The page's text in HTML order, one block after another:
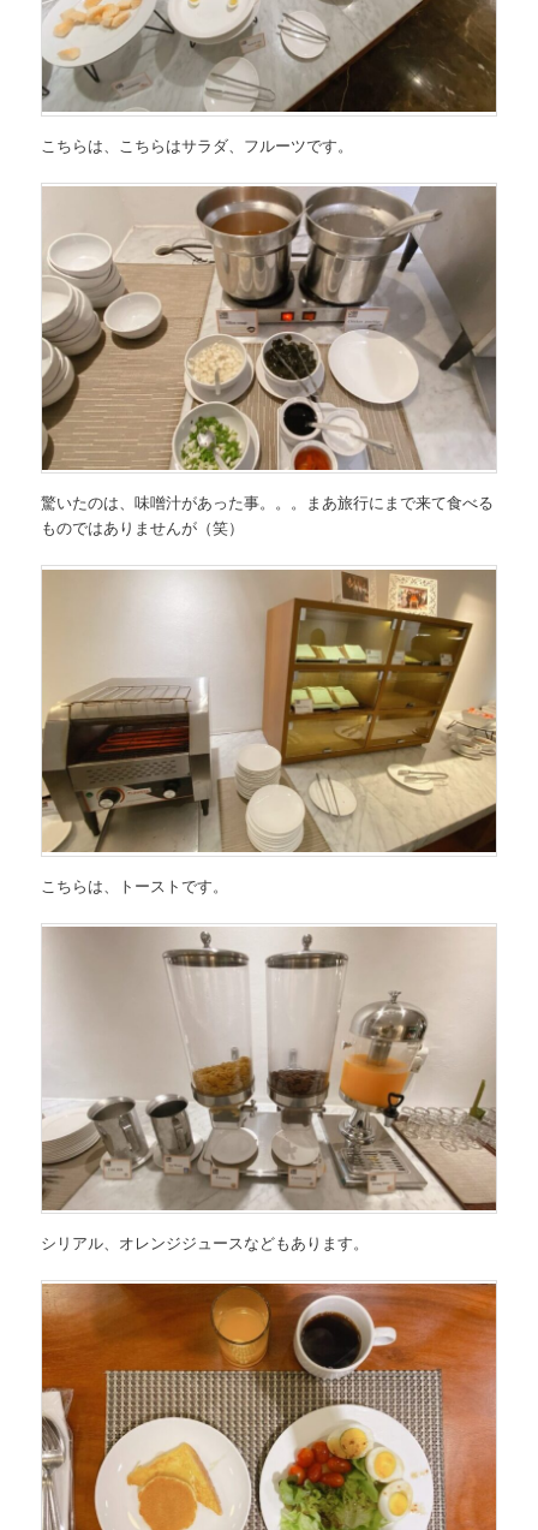
こちらは、こちらはサラダ、フルーツです。
驚いたのは、味噌汁があった事。。。まあ旅行にまで来て食べる
ものではありませんが（笑）
こちらは、トーストです。
シリアル、オレンジジュースなどもあります。